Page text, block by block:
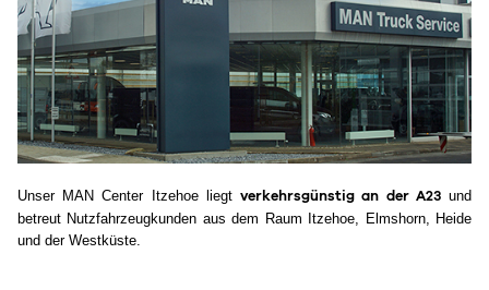
Unser MAN Center Itzehoe liegtverkehrsgünstig an der A23und
betreut Nutzfahrzeugkunden aus dem Raum Itzehoe, Elmshorn, Heide
und der Westküste.